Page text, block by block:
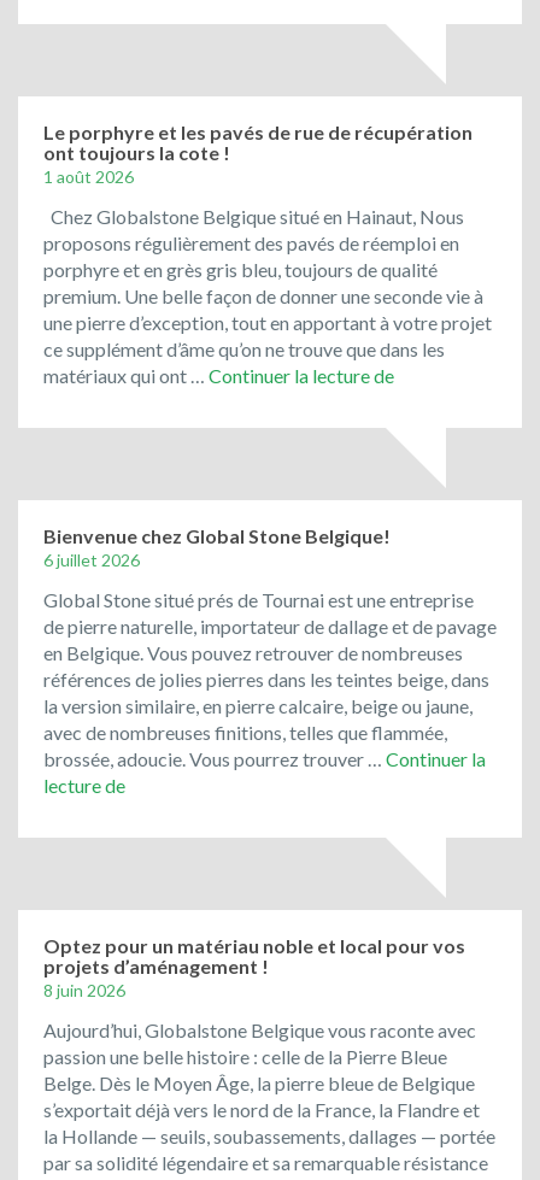
promotion
bleu
du
Le porphyre et les pavés de rue de récupération
ont toujours la cote !
1 août 2026
Chez Globalstone Belgique situé en Hainaut, Nous
proposons régulièrement des pavés de réemploi en
porphyre et en grès gris bleu, toujours de qualité
premium. Une belle façon de donner une seconde vie à
une pierre d’exception, tout en apportant à votre projet
ce supplément d’âme qu’on ne trouve que dans les
matériaux qui ont … Continuer la lecture deLe
les
pavés
de
ont
toujours
la
cote
!
Bienvenue chez Global Stone Belgique!
6 juillet 2026
Global Stone situé prés de Tournai est une entreprise
de pierre naturelle, importateur de dallage et de pavage
en Belgique. Vous pouvez retrouver de nombreuses
références de jolies pierres dans les teintes beige, dans
la version similaire, en pierre calcaire, beige ou jaune,
avec de nombreuses finitions, telles que flammée,
brossée, adoucie. Vous pourrez trouver … Continuer la
lecture deBienvenue
Global
Optez pour un matériau noble et local pour vos
projets d’aménagement !
8 juin 2026
Aujourd’hui, Globalstone Belgique vous raconte avec
passion une belle histoire : celle de la Pierre Bleue
Belge. Dès le Moyen Âge, la pierre bleue de Belgique
s’exportait déjà vers le nord de la France, la Flandre et
la Hollande — seuils, soubassements, dallages — portée
par sa solidité légendaire et sa remarquable résistance